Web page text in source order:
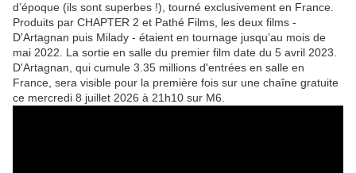
d’époque (ils sont superbes !), tourné exclusivement en France.
Produits par CHAPTER 2 et Pathé Films, les deux films -
D'Artagnan puis Milady - étaient en tournage jusqu’au mois de
mai 2022. La sortie en salle du premier film date du 5 avril 2023.
D'Artagnan, qui cumule 3.35 millions d'entrées en salle en
France, sera visible pour la première fois sur une chaîne gratuite
ce mercredi 8 juillet 2026 à 21h10 sur M6.